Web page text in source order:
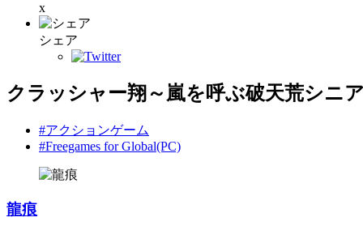
x
シェア
クラッシャー翔～嵐を呼ぶ破天荒シニ
#アクションゲーム
#Freegames for Global(PC)
龍痕